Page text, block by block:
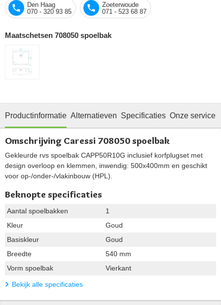
Den Haag
070 - 320 93 85
Zoeterwoude
071 - 523 68 87
Maatschetsen 708050 spoelbak
Productinformatie Alternatieven Specificaties Onze service
Omschrijving Caressi 708050 spoelbak
Gekleurde rvs spoelbak CAPP50R10G inclusief korfplugset met
design overloop en klemmen, inwendig: 500x400mm en geschikt
voor op-/onder-/vlakinbouw (HPL).
Beknopte specificaties
Aantal spoelbakken
1
Kleur
Goud
Basiskleur
Goud
Breedte
540 mm
Vorm spoelbak
Vierkant
Bekijk alle specificaties